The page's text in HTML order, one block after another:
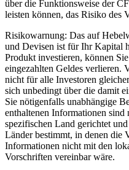
über die Funktionsweise der
leisten können, das Risiko des
Risikowarnung: Das auf
und Devisen ist für Ihr Kapital
Produkt investieren, können
eingezahlten Geldes verlieren.
nicht für alle Investoren
sich unbedingt über die damit
Sie nötigenfalls unabhängige
enthaltenen Informationen
spezifischen Land gerichtet
Länder bestimmt, in denen die
Informationen nicht mit den
Vorschriften vereinbar wäre.